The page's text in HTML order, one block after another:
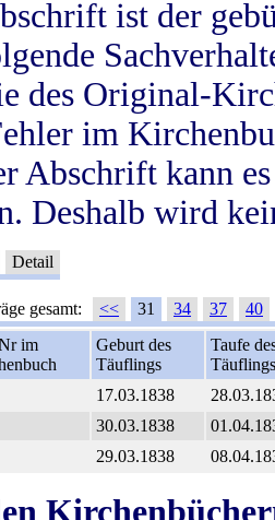
ist der
des Original-
im
Abschrift kann
Deshalb wird
Detail
gesamt: << 31 34 37
40
im
Geburt des
Täuflings
Taufe
Täuflings
17.03.1838
30.03.1838
29.03.1838